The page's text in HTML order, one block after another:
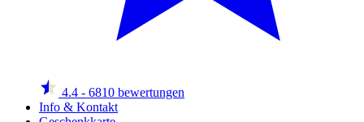
4.4 - 6810 bewertungen
Info & Kontakt